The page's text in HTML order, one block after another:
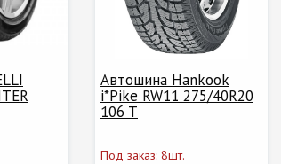
Автошина Hankook
i*Pike RW11 275/40R20
106 T
Под заказ: 8шт.